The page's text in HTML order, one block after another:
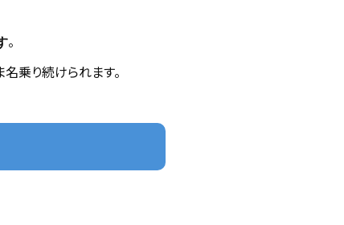
。
乗り続けられます。